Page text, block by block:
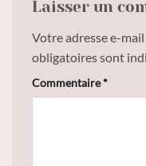
Laisser un
Votre adresse e-mail
obligatoires sont
Commentaire*